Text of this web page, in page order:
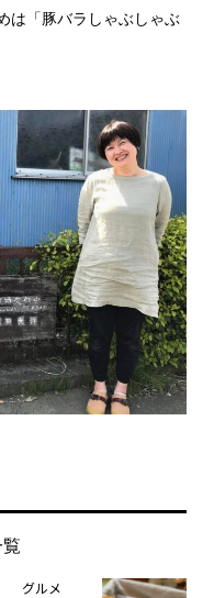
は「豚バラしゃぶしゃぶ
グルメ